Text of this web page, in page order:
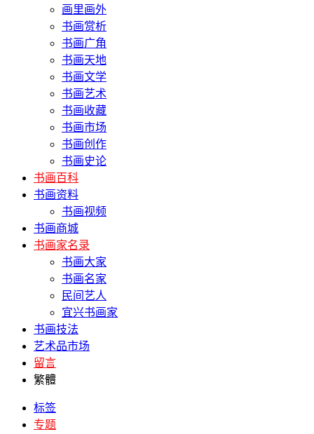
画里画外
书画赏析
书画广角
书画天地
书画文学
书画艺术
书画收藏
书画市场
书画创作
书画史论
书画百科
书画资料
书画视频
书画商城
书画家名录
书画大家
书画名家
民间艺人
宜兴书画家
书画技法
艺术品市场
留言
繁體
标签
专题